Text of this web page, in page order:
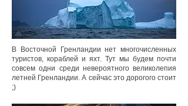
В Восточной Гренландии нет многочисленных
туристов, кораблей и яхт. Тут мы будем почти
совсем одни среди невероятного великолепия
летней Гренландии. А сейчас это дорогого стоит
;)